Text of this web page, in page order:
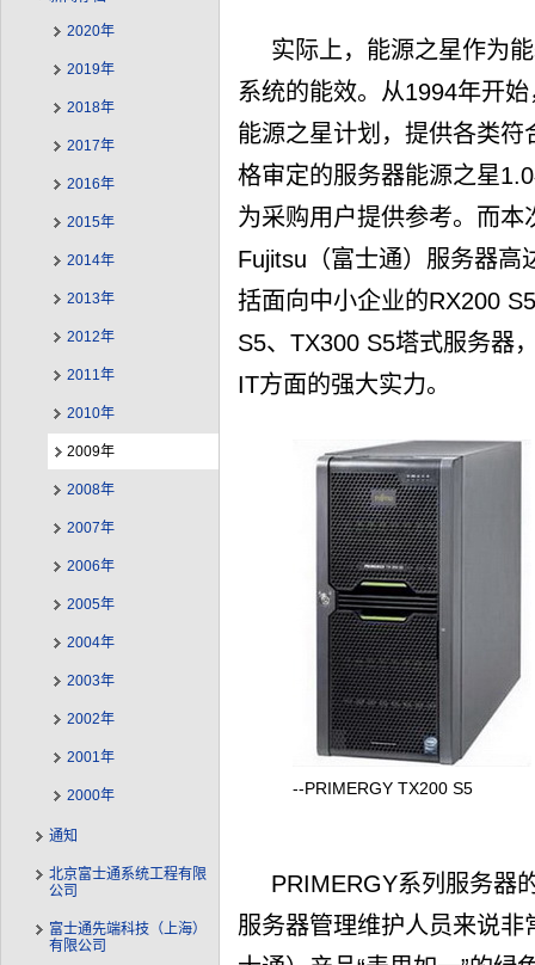
2020年
2019年
2018年
2017年
2016年
2015年
2014年
2013年
2012年
2011年
2010年
2009年
2008年
2007年
2006年
2005年
2004年
2003年
2002年
2001年
2000年
通知
北京富士通系统工程有限
公司
富士通先端科技（上海）
有限公司
实际上，能源之星作为
系统的能效。从1994年开
能源之星计划，提供各类
格审定的服务器能源之星
为采购用户提供参考。而
Fujitsu（富士通）服务器高
括面向中小企业的RX200
S5、TX300 S5塔式服务器
IT方面的强大实力。
--PRIMERGY TX200 S5
PRIMERGY系列服务器
服务器管理维护人员来说